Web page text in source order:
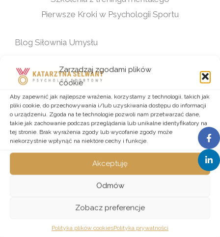
Zarządzaj zgodami plików
cookie
Aby zapewnić jak najlepsze wrażenia, korzystamy z technologii, takich jak
pliki cookie, do przechowywania i/lub uzyskiwania dostępu do informacji
o urządzeniu. Zgoda na te technologie pozwoli nam przetwarzać dane,
takie jak zachowanie podczas przeglądania lub unikalne identyfikatory na
tej stronie. Brak wyrażenia zgody lub wycofanie zgody może
niekorzystnie wpłynąć na niektóre cechy i funkcje.
Akceptuję
Odmów
Zobacz preferencje
Polityka plików cookiesPolityka prywatności
Pierwsze Kroki w Psychologii Sportu
Blog Siłownia Umysłu